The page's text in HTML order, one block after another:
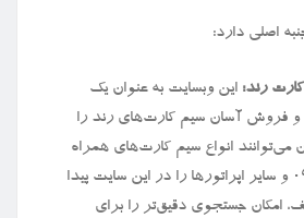
رند: این وبسایت به عنوان یک
و فروش آسان سیم کارت‌های رند را
می‌توانند انواع سیم کارت‌های همراه
اول با کدهای مختلف ۰۹۱۲ و سایر اپراتورها را در این سایت پیدا
امکان جستجوی دقیق‌تر را برای